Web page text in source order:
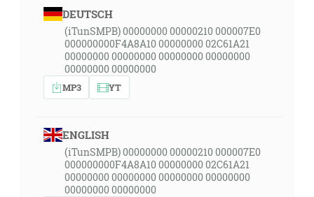
DEUTSCH
(iTunSMPB) 00000000 00000210 000007E0
000000000F4A8A10 00000000 02C61A21
00000000 00000000 00000000 00000000
00000000 00000000
MP3 YT
ENGLISH
(iTunSMPB) 00000000 00000210 000007E0
000000000F4A8A10 00000000 02C61A21
00000000 00000000 00000000 00000000
00000000 00000000